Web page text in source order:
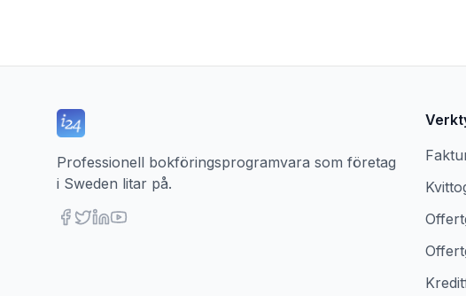
Professionell bokföringsprogramvara som företag
i Sweden litar på.